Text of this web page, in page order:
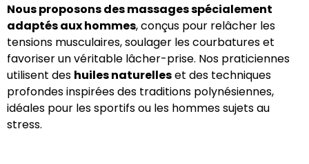
Nous proposons des massages spécialement
adaptés aux hommes, conçus pour relâcher les
tensions musculaires, soulager les courbatures et
favoriser un véritable lâcher-prise. Nos praticiennes
utilisent des huiles naturelleset des techniques
profondes inspirées des traditions polynésiennes,
idéales pour les sportifs ou les hommes sujets au
stress.